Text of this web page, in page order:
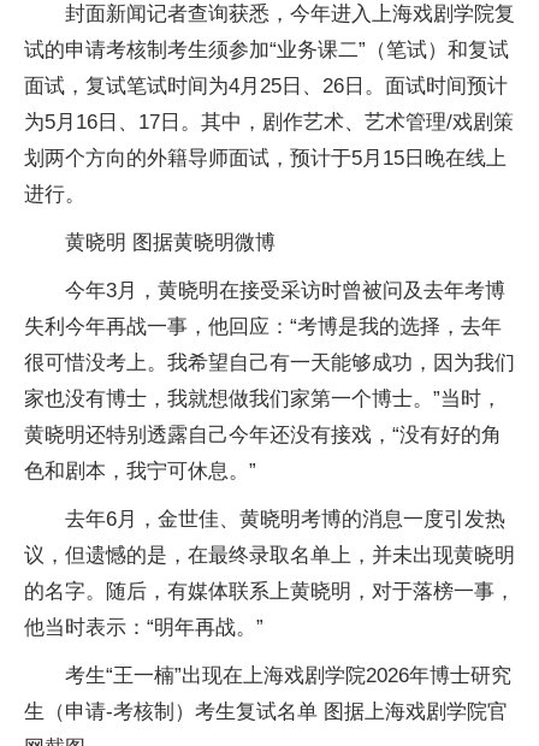
封面新闻记者查询获悉，今年进入上海戏剧学院复
试的申请考核制考生须参加“业务课二”（笔试）和复试
面试，复试笔试时间为4月25日、26日。面试时间预计
为5月16日、17日。其中，剧作艺术、艺术管理/戏剧策
划两个方向的外籍导师面试，预计于5月15日晚在线上
进行。
黄晓明 图据黄晓明微博
今年3月，黄晓明在接受采访时曾被问及去年考博
失利今年再战一事，他回应：“考博是我的选择，去年
很可惜没考上。我希望自己有一天能够成功，因为我们
家也没有博士，我就想做我们家第一个博士。”当时，
黄晓明还特别透露自己今年还没有接戏，“没有好的角
色和剧本，我宁可休息。”
去年6月，金世佳、黄晓明考博的消息一度引发热
议，但遗憾的是，在最终录取名单上，并未出现黄晓明
的名字。随后，有媒体联系上黄晓明，对于落榜一事，
他当时表示：“明年再战。”
考生“王一楠”出现在上海戏剧学院2026年博士研究
生（申请-考核制）考生复试名单 图据上海戏剧学院官